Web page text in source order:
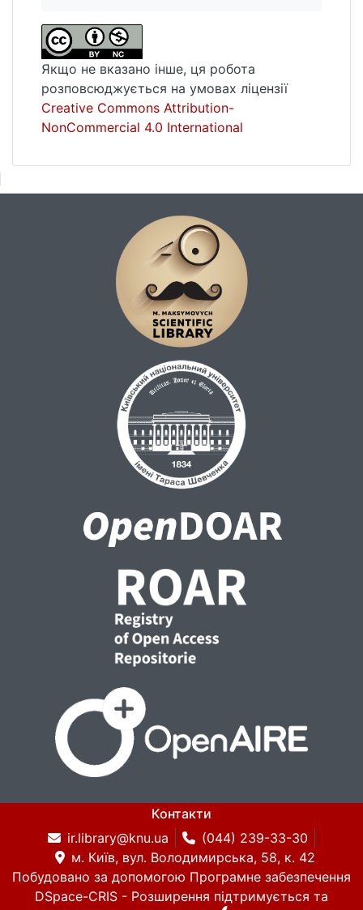
Якщо не вказано інше, ця робота
розповсюджується на умовах ліцензії
Creative Commons Attribution-
NonCommercial 4.0 International
Контакти
ir.library@knu.ua
(044) 239-33-30
м. Київ, вул. Володимирська, 58, к. 42
Побудовано за допомогою Програмне забезпечення
DSpace-CRIS - Розширення підтримується та